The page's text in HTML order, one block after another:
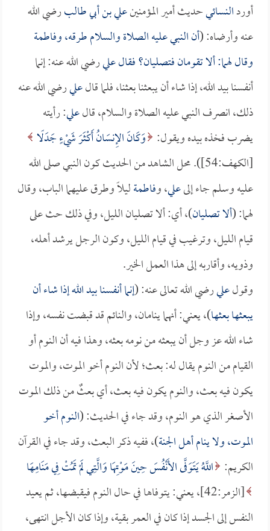
أوردالنسائيحديث أمير المؤمنينعلي بن أبي طالبرضي الله
عنه وأرضاه: (أن النبي عليه الصلاة والسلام طرقه، وفاطمة
وقال لهما: ألا تقومان فتصليان؟ فقالعليرضي الله عنه: إنما
أنفسنا بيد الله، إذا شاء أن يبعثنا بعثنا، فلما قالعليرضي الله عنه
ذلك، انصرف النبي عليه الصلاة والسلام، قالعلي: رأيته
يضرب فخذه بيده ويقول: وَكَانَ الإِنسَانُ أَكْثَرَ شَيْءٍ جَدَلًا
[الكهف:54]). محل الشاهد من الحديث كون النبي صلى الله
عليه وسلم جاء إلىعلي، وفاطمةليلاً وطرق عليهما الباب، وقال
لهما: (ألا تصليان)، أي: ألا تصليان الليل، وفي ذلك حث على
قيام الليل، وترغيب في قيام الليل، وكون الرجل يرشد أهله،
وذويه، وأقاربه إلى هذا العمل الخير.
وقولعليرضي الله تعالى عنه: (إنما أنفسنا بيد الله إذا شاء أن
يبعثها بعثها)، يعني: أنهما ينامان، والنائم قد قبضت نفسه، وإذا
شاء الله عز وجل أن يبعثه من نومه بعثه، وهذا فيه أن النوم أو
القيام من النوم يقال له: بعث؛ لأن النوم أخو الموت، والموت
يكون فيه بعث، والنوم يكون فيه بعث، أي بعثٌ من ذلك الموت
الأصغر الذي هو النوم، وقد جاء في الحديث: (النوم أخو
الموت، ولا ينام أهل الجنة)، ففيه ذكر البعث، وقد جاء في القرآن
الكريم: اللَّهُ يَتَوَفَّى الأَنْفُسَ حِينَ مَوْتِهَا وَالَّتِي لَمْ تَمُتْ فِي مَنَامِهَا
[الزمر:42]، يعني: يتوفاها في حال النوم فيقبضها، ثم يعيد
النفس إلى الجسد إذا كان في العمر بقية، وإذا كان الأجل انتهى،